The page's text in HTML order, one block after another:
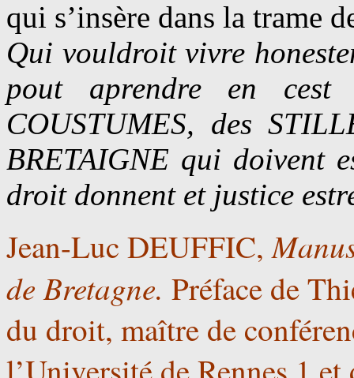
qui s’insère dans la trame
Qui vouldroit vivre
pout aprendre en
COUSTUMES, des
BRETAIGNE qui doivent
droit donnent et justice
Jean-Luc DEUFFIC,
de Bretagne. Préface de
du droit, maître de